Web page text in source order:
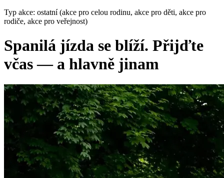
Typ akce: ostatní (akce pro celou rodinu, akce pro děti, akce pro
rodiče, akce pro veřejnost)
Spanilá jízda se blíží. Přijďte
včas — a hlavně jinam